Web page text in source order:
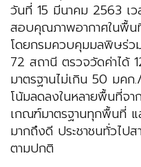
วันที่ 15 มีนาคม 2563 เ
สอบคุณภาพอากาศในพื้น
โดยกรมควบคุมมลพิษร่ว
72 สถานี ตรวจวัดค่าได้
มาตรฐานไม่เกิน 50 มค
โน้มลดลงในหลายพื้นที่จา
เกณฑ์มาตรฐานทุกพื้นที่
มากถึงดี ประชาชนทั่วไป
ตามปกติ